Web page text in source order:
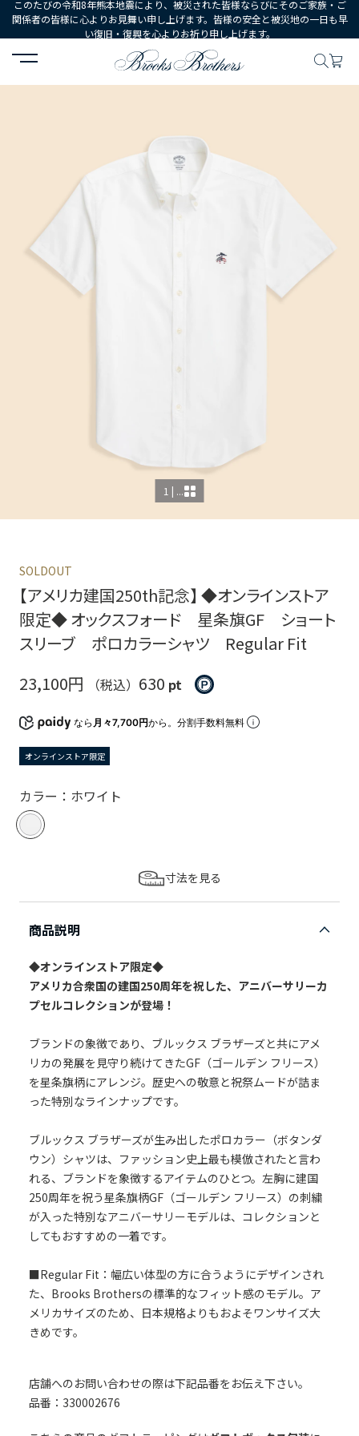
このたびの令和8年熊本地震により、被災された皆様ならびにそのご家族・ご
関係者の皆様に心よりお見舞い申し上げます。皆様の安全と被災地の一日も早
い復旧・復興を心よりお祈り申し上げます。
HOME ウェア シャツ カジュアルシャツ 【アメリカ
1 | ...
SOLDOUT
【アメリカ建国250th記念】 ◆オンラインストア
限定◆ オックスフォード 星条旗GF ショート
スリーブ ポロカラーシャツ Regular Fit
23,100円
（税込） 630 pt
なら 月々7,700円から。分割手数料無料
オンラインストア限定
カラー：ホワイト
寸法を見る
商品説明
◆オンラインストア限定◆
アメリカ合衆国の建国250周年を祝した、アニバーサリーカ
プセルコレクションが登場！
ブランドの象徴であり、ブルックス ブラザーズと共にアメ
リカの発展を見守り続けてきたGF（ゴールデン フリース）
を星条旗柄にアレンジ。歴史への敬意と祝祭ムードが詰ま
った特別なラインナップです。
ブルックス ブラザーズが生み出したポロカラー（ボタンダ
ウン）シャツは、ファッション史上最も模倣されたと言わ
れる、ブランドを象徴するアイテムのひとつ。左胸に建国
250周年を祝う星条旗柄GF（ゴールデン フリース）の刺繍
が入った特別なアニバーサリーモデルは、コレクションと
してもおすすめの一着です。
■Regular Fit：幅広い体型の方に合うようにデザインされ
た、Brooks Brothersの標準的なフィット感のモデル。ア
メリカサイズのため、日本規格よりもおよそワンサイズ大
きめです。
店舗へのお問い合わせの際は下記品番をお伝え下さい。
品番：330002676